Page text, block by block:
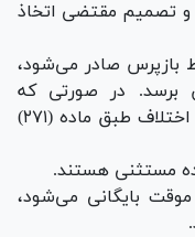
و تصمیم مقتضی اتخاذ
بازپرس صادر می‌شود،
برسد. در صورتی که
دادستان با این قرار موافق نباشد حل اختلاف طبق ماده (۲۷۱)
موقت بایگانی می‌شود،